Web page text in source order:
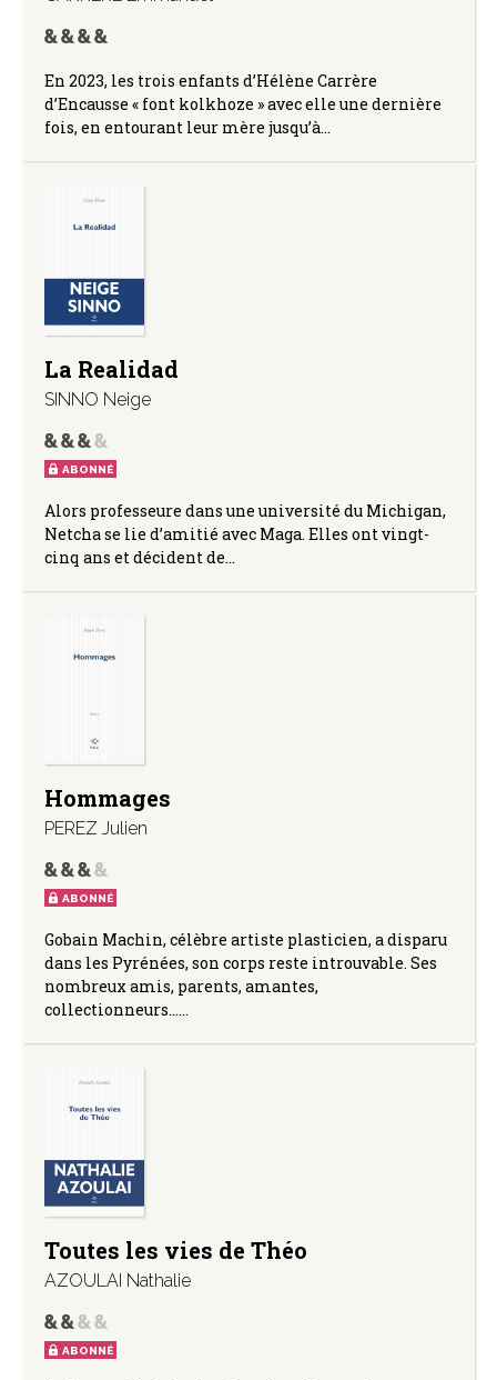
En 2023, les trois enfants d’Hélène Carrère
d’Encausse « font kolkhoze » avec elle une dernière
fois, en entourant leur mère jusqu’à…
La Realidad
SINNO Neige
ABONNÉ
Alors professeure dans une université du Michigan,
Netcha se lie d’amitié avec Maga. Elles ont vingt-
cinq ans et décident de…
Hommages
PEREZ Julien
ABONNÉ
Gobain Machin, célèbre artiste plasticien, a disparu
dans les Pyrénées, son corps reste introuvable. Ses
nombreux amis, parents, amantes,
collectionneurs……
Toutes les vies de Théo
AZOULAI Nathalie
ABONNÉ